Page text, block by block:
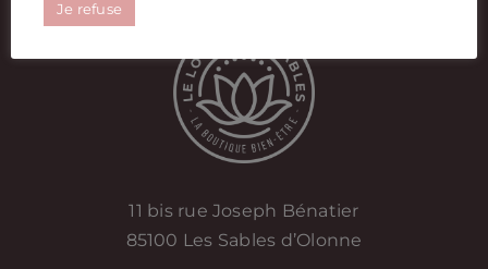
11 bis rue Joseph Bénatier
85100 Les Sables d’Olonne
Je refuse